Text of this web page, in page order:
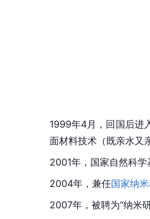
1999年4月，回国后进
面材料技术（既亲水又
2001年，国家自然科
2004年，兼任国家纳
2007年，被聘为“纳米